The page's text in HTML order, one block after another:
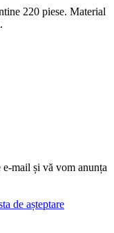
220 piese. Material
mail și vă vom anunța
de așteptare